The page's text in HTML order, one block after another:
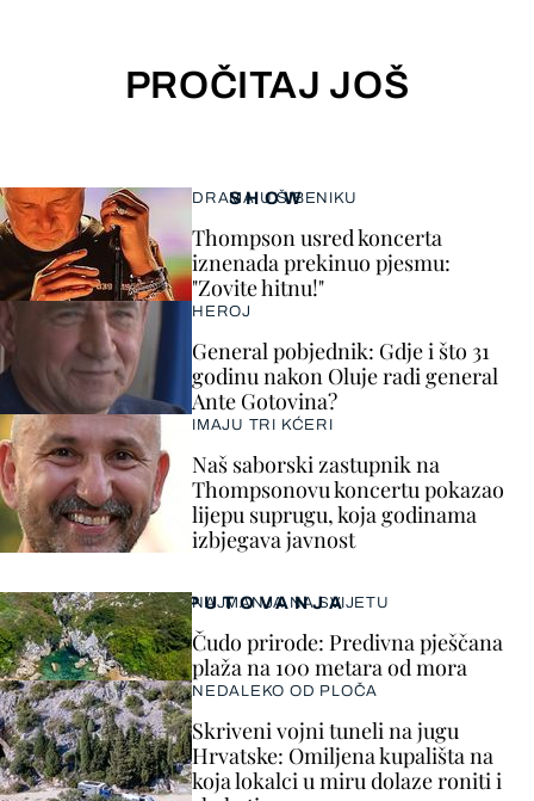
PROČITAJ JOŠ
SHOW
DRAMA U ŠIBENIKU
Thompson usred koncerta
iznenada prekinuo pjesmu:
"Zovite hitnu!"
HEROJ
General pobjednik: Gdje i što 31
godinu nakon Oluje radi general
Ante Gotovina?
IMAJU TRI KĆERI
Naš saborski zastupnik na
Thompsonovu koncertu pokazao
lijepu suprugu, koja godinama
izbjegava javnost
PUTOVANJA
NAJMANJA NA SVIJETU
Čudo prirode: Predivna pješčana
plaža na 100 metara od mora
NEDALEKO OD PLOČA
Skriveni vojni tuneli na jugu
Hrvatske: Omiljena kupališta na
koja lokalci u miru dolaze roniti i